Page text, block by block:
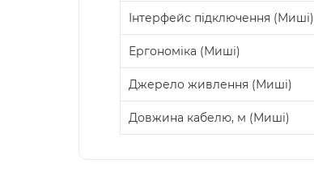
Інтерфейс підключення (Миші)
Ергономіка (Миші)
Джерело живлення (Миші)
Довжина кабелю, м (Миші)